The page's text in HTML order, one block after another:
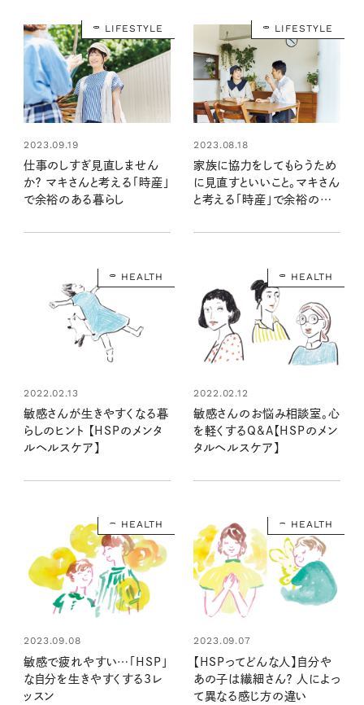
LIFESTYLE
2023.09.19
仕事のしすぎ見直しません
か？ マキさんと考える「時産」
で余裕のある暮らし
LIFESTYLE
2023.08.18
家族に協力をしてもらうため
に見直すといいこと。マキさん
と考える「時産」で余裕のあ
HEALTH
2022.02.13
敏感さんが生きやすくなる暮
らしのヒント 【HSPのメンタ
ルヘルスケア】
HEALTH
2022.02.12
敏感さんのお悩み相談室。心
を軽くするQ&A【HSPのメン
タルヘルスケア】
HEALTH
2023.09.08
敏感で疲れやすい…「HSP」
な自分を生きやすくする3レ
ッスン
HEALTH
2023.09.07
【HSPってどんな人】自分や
あの子は繊細さん？ 人によっ
て異なる感じ方の違い